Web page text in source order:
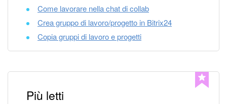
Webmail
Gruppi di lavoro
Come lavorare nella chat di collab
Crea gruppo di lavoro/progetto in Bitrix24
Copia gruppi di lavoro e progetti
Più letti